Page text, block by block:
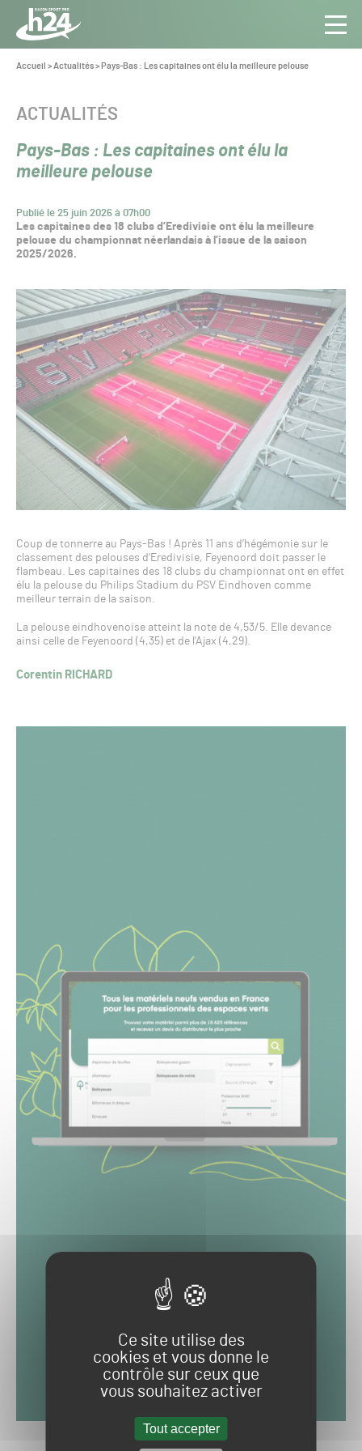
Panneau de gestion des cookies
Ce site utilise des
cookies et vous donne le
contrôle sur ceux que
vous souhaitez activer
Tout accepter
Aller au contenu
Toute
l’info
Pro
Vous
Accueil >Actualités> Pays-Bas : Les capitaines ont élu la meilleure pelouse
Pays-Bas : Les capitaines ont élu la
meilleure pelouse
Publié le 25 juin 2026 à 07h00
CATÉGORIE :
ACTUALITÉS
Les capitaines des 18 clubs d’Eredivisie ont élu la meilleure
pelouse du championnat néerlandais à l’issue de la saison
2025/2026.
Coup de tonnerre au Pays-Bas ! Après 11 ans d’hégémonie sur le
classement des pelouses d’Eredivisie, Feyenoord doit passer le
flambeau. Les capitaines des 18 clubs du championnat ont en effet
élu la pelouse du Philips Stadium du PSV Eindhoven comme
meilleur terrain de la saison.
La pelouse eindhovenoise atteint la note de 4,53/5. Elle devance
ainsi celle de Feyenoord (4,35) et de l’Ajax (4,29).
Corentin RICHARD